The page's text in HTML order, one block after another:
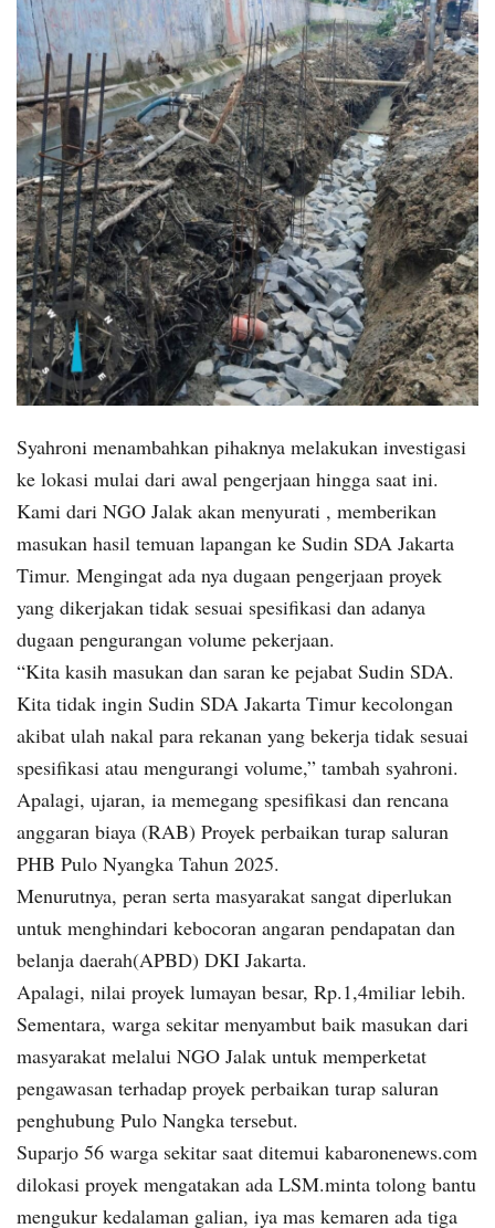
Syahroni menambahkan pihaknya melakukan investigasi
ke lokasi mulai dari awal pengerjaan hingga saat ini.
Kami dari NGO Jalak akan menyurati , memberikan
masukan hasil temuan lapangan ke Sudin SDA Jakarta
Timur. Mengingat ada nya dugaan pengerjaan proyek
yang dikerjakan tidak sesuai spesifikasi dan adanya
dugaan pengurangan volume pekerjaan.
“Kita kasih masukan dan saran ke pejabat Sudin SDA.
Kita tidak ingin Sudin SDA Jakarta Timur kecolongan
akibat ulah nakal para rekanan yang bekerja tidak sesuai
spesifikasi atau mengurangi volume,” tambah syahroni.
Apalagi, ujaran, ia memegang spesifikasi dan rencana
anggaran biaya (RAB) Proyek perbaikan turap saluran
PHB Pulo Nyangka Tahun 2025.
Menurutnya, peran serta masyarakat sangat diperlukan
untuk menghindari kebocoran angaran pendapatan dan
belanja daerah(APBD) DKI Jakarta.
Apalagi, nilai proyek lumayan besar, Rp.1,4miliar lebih.
Sementara, warga sekitar menyambut baik masukan dari
masyarakat melalui NGO Jalak untuk memperketat
pengawasan terhadap proyek perbaikan turap saluran
penghubung Pulo Nangka tersebut.
Suparjo 56 warga sekitar saat ditemui kabaronenews.com
dilokasi proyek mengatakan ada LSM.minta tolong bantu
mengukur kedalaman galian, iya mas kemaren ada tiga